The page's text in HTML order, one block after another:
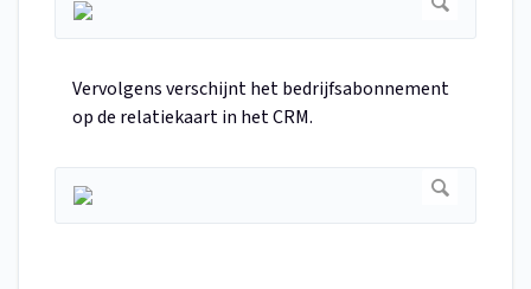
Vervolgens verschijnt het bedrijfsabonnement
op de relatiekaart in het CRM.